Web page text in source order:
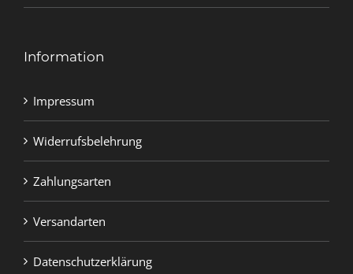
Information
Impressum
Widerrufsbelehrung
Zahlungsarten
Versandarten
Datenschutzerklärung